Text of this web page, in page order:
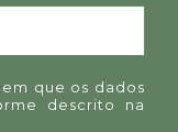
que os dados
descrito na